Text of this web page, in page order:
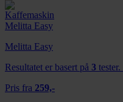
Melitta Easy
Resultatet er basert på 3 tester.
Pris fra 259,-